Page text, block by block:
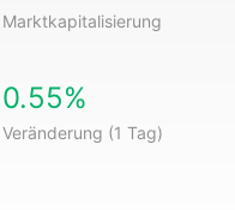
Marktkapitalisierung
0.55%
Veränderung (1 Tag)